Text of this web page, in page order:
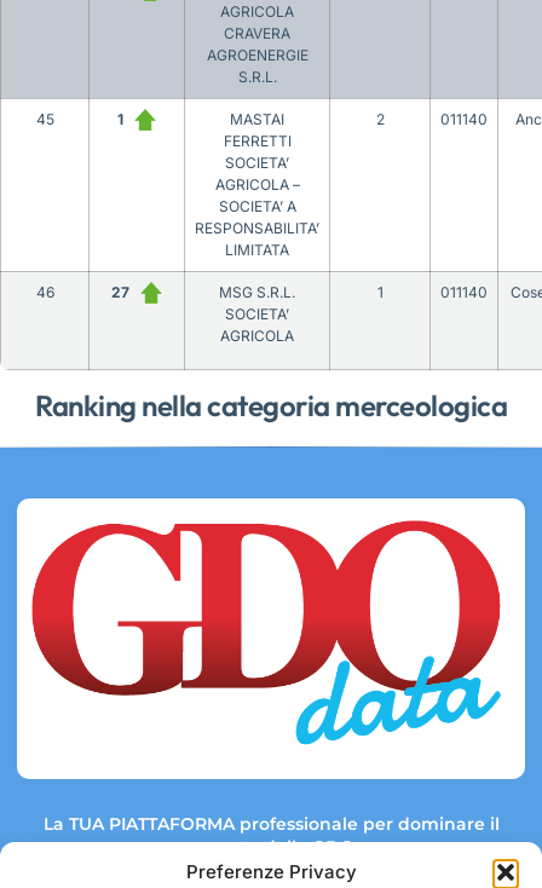
Preferenze Privacy
Ranking nella categoria merceologica
AGRICOLA
CRAVERA
AGROENERGIE
S.R.L.
45 1
MASTAI
FERRETTI
SOCIETA’
AGRICOLA –
SOCIETA’ A
RESPONSABILITA’
LIMITATA
2 011140
46 27
MSG S.R.L.
SOCIETA’
AGRICOLA
1 011140
La TUA PIATTAFORMA professionale per dominare il
mercato della GDO.